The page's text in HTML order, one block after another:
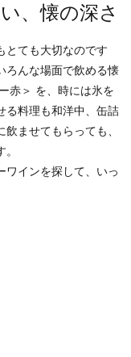
、懐の深さ
とても大切なのです
ろんな場面で飲める懐
赤＞ を、時には氷を
る料理も和洋中、缶詰
ませてもらっても、
ワインを探して、いっ